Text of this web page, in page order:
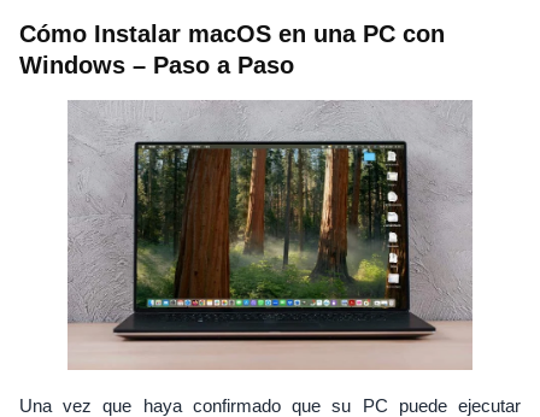
Cómo Instalar macOS en una PC con
Windows – Paso a Paso
Una vez que haya confirmado que su PC puede ejecutar